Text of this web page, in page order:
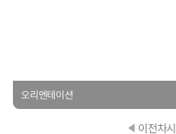
오리엔테이션
이전차시